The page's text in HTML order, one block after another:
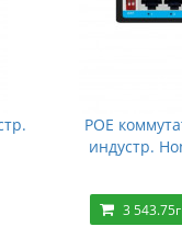
POE
индустр.
3